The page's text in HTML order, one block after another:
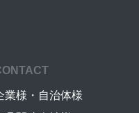
業様・自治体様